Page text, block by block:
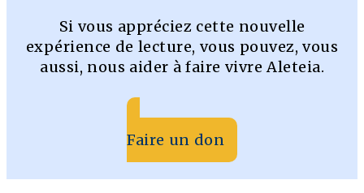
Si vous appréciez cette nouvelle
expérience de lecture, vous pouvez, vous
aussi, nous aider à faire vivre Aleteia.
Faire un don